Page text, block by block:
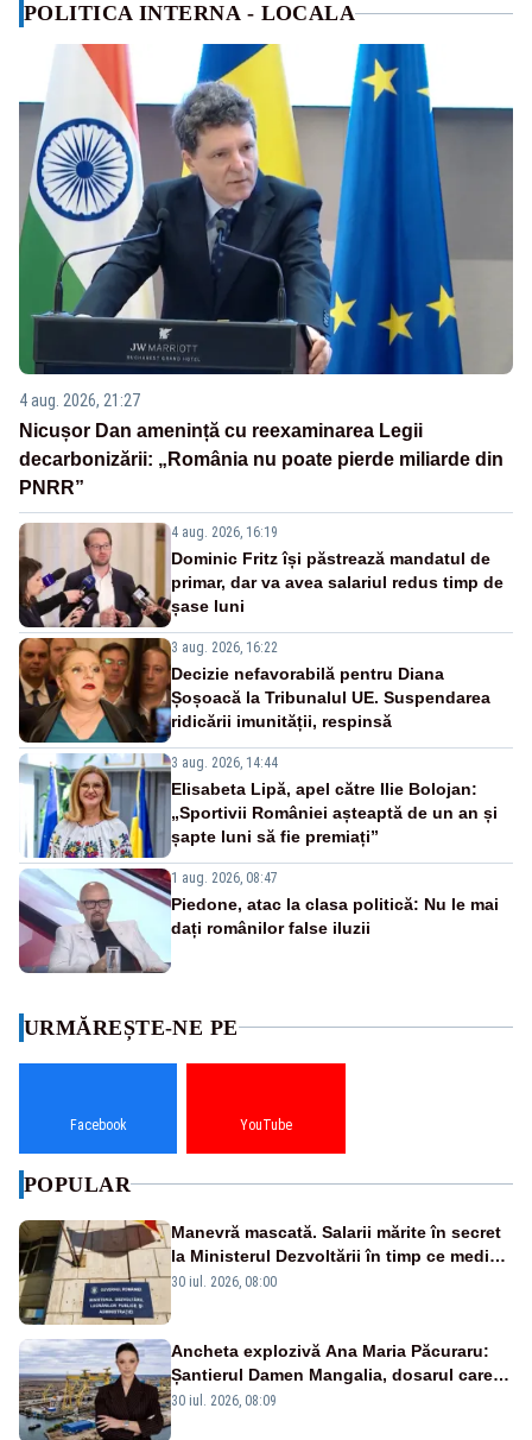
POLITICA INTERNA - LOCALA
4 aug. 2026, 21:27
Nicușor Dan amenință cu reexaminarea Legii
decarbonizării: „România nu poate pierde miliarde din
PNRR”
4 aug. 2026, 16:19
Dominic Fritz își păstrează mandatul de
primar, dar va avea salariul redus timp de
șase luni
3 aug. 2026, 16:22
Decizie nefavorabilă pentru Diana
Șoșoacă la Tribunalul UE. Suspendarea
ridicării imunității, respinsă
3 aug. 2026, 14:44
Elisabeta Lipă, apel către Ilie Bolojan:
„Sportivii României așteaptă de un an și
șapte luni să fie premiați”
1 aug. 2026, 08:47
Piedone, atac la clasa politică: Nu le mai
dați românilor false iluzii
URMĂREȘTE-NE PE
Facebook YouTube
POPULAR
Manevră mascată. Salarii mărite în secret
la Ministerul Dezvoltării în timp ce medicii
ies în stradă
30 iul. 2026, 08:00
Ancheta explozivă Ana Maria Păcuraru:
Șantierul Damen Mangalia, dosarul care
scufundă apărarea României
30 iul. 2026, 08:09